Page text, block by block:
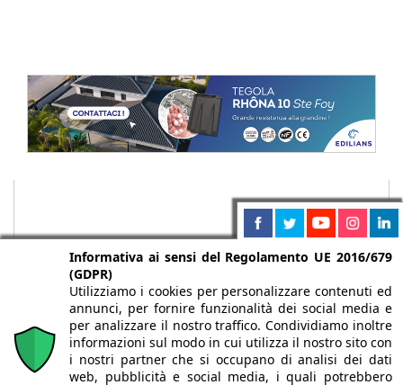
Chi siamo Autori Per la tua pubblicità Iscriviti alla
Informativa ai sensi del Regolamento UE 2016/679
(GDPR)
Utilizziamo i cookies per personalizzare contenuti ed
annunci, per fornire funzionalità dei social media e
per analizzare il nostro traffico. Condividiamo inoltre
informazioni sul modo in cui utilizza il nostro sito con
i nostri partner che si occupano di analisi dei dati
web, pubblicità e social media, i quali potrebbero